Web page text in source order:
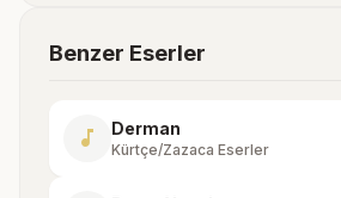
Benzer Eserler
music_note Derman
Kürtçe/Zazaca Eserler